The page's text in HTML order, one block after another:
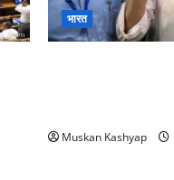
भारत
Muskan Kashyap